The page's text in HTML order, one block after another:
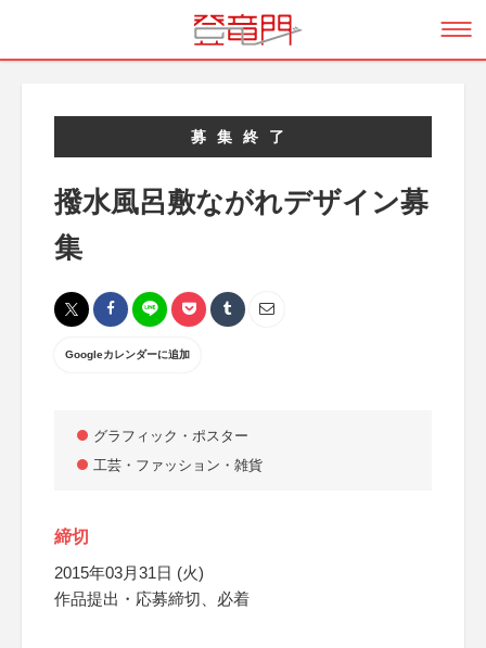
募集終了
撥水風呂敷ながれデザイン募
集
Googleカレンダーに追加
グラフィック・ポスター
工芸・ファッション・雑貨
締切
2015年03月31日 (火)
作品提出・応募締切、必着